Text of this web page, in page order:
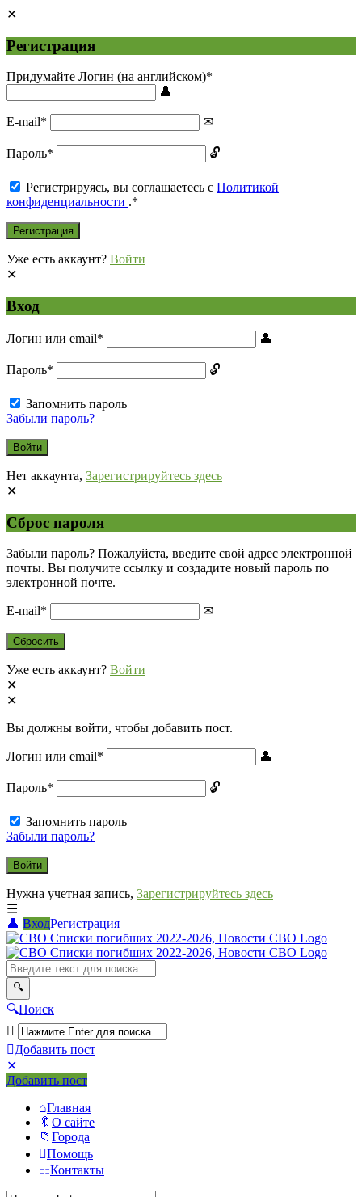
Регистрация
Придумайте Логин (на английском)*
E-mail*
Пароль*
Регистрируясь, вы соглашаетесь с Политикой
конфиденциальности .*
Уже есть аккаунт? Войти
Вход
Логин или email*
Пароль*
Запомнить пароль
Забыли пароль?
Нет аккаунта, Зарегистрируйтесь здесь
Сброс пароля
Забыли пароль? Пожалуйста, введите свой адрес электронной
почты. Вы получите ссылку и создадите новый пароль по
электронной почте.
E-mail*
Уже есть аккаунт? Войти
Вы должны войти, чтобы добавить пост.
Логин или email*
Пароль*
Запомнить пароль
Забыли пароль?
Нужна учетная запись, Зарегистрируйтесь здесь
ВходРегистрация
СВО
Списки
погибших
2022-
2026,
Новости
СВО
Поиск
Добавить пост
Мобильное
меню
Добавить пост
Главная
О сайте
Города
Помощь
Контакты